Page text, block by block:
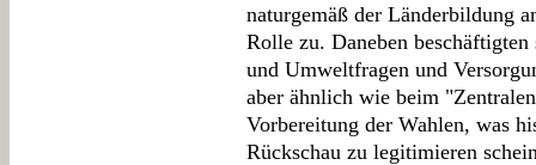
naturgemäß der Länderbildung
Rolle zu. Daneben
und Umweltfragen und
aber ähnlich wie beim
Vorbereitung der Wahlen, was
Rückschau zu legitimieren